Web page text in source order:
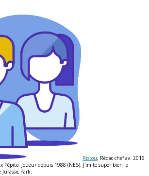
Ristou, Rédac chef av. 2016
Pépito. Joueur depuis 1988 (NES). J'imite super bien le
Park.